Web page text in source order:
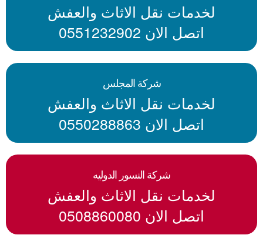
لخدمات نقل الاثاث والعفش
اتصل الان 0551232902
شركة المجلس
لخدمات نقل الاثاث والعفش
اتصل الان 0550288863
شركة النسور الدوليه
لخدمات نقل الاثاث والعفش
اتصل الان 0508860080